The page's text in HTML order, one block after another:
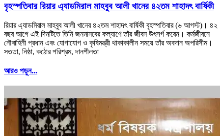
বৃহস্পতিবার রিয়ার এ্যাডমিরাল মাহবুব আলী খানের ৪২তম শাহাদৎ বার্ষিকী
রিয়ার এ্যাডমিরাল মাহবুব আলী খানের ৪২তম শাহাদৎ বার্ষিকী বৃহস্পতিবার (৬ আগস্ট)। ৪২
বছর আগে এই দিনটিতে তিনি জনমানবের কল্যাণে তাঁর জীবন উৎসর্গ করেন। কর্মজীবনে
নৌবাহিনী প্রধান এবং যোগাযোগ ও কৃষিমন্ত্রী থাকাকালীন সময়ে তাঁর অবদান অপরিসীম।
সততা, নিষ্ঠা, কঠোর পরিশ্রম, দানশীলতা
আরও পড়ুন...